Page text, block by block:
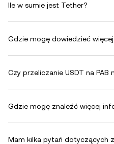
Ile w sumie jest Tether?
Gdzie mogę dowiedzieć
Czy przeliczanie USDT na PAB
Gdzie mogę znaleźć więcej
Mam kilka pytań dotyczących